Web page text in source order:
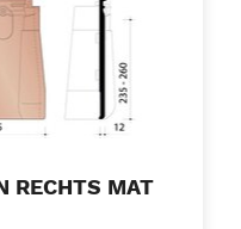
RECHTS MAT